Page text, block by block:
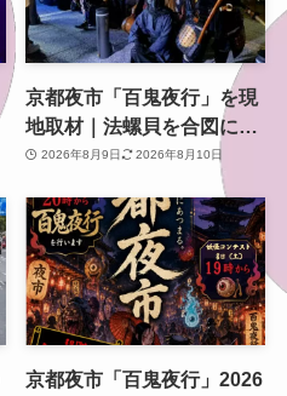
京都夜市「百鬼夜行」を現
地取材｜法螺貝を合図に妖
怪が東本願寺前を練り歩く
2026年8月9日 2026年8月10日
京都夜市「百鬼夜行」2026